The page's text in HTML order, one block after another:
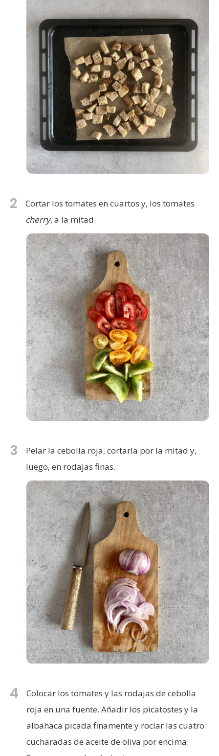
2
Cortar los tomates en cuartos y, los tomates
cherry, a la mitad.
3
Pelar la cebolla roja, cortarla por la mitad y,
luego, en rodajas finas.
4
Colocar los tomates y las rodajas de cebolla
roja en una fuente. Añadir los picatostes y la
albahaca picada finamente y rociar las cuatro
cucharadas de aceite de oliva por encima.